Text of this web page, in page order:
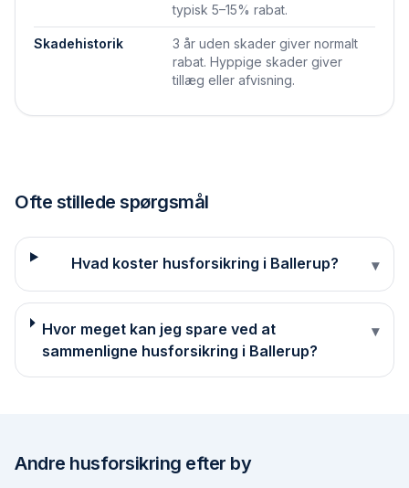
typisk 5–15% rabat.
Skadehistorik
3 år uden skader giver normalt
rabat. Hyppige skader giver
tillæg eller afvisning.
Ofte stillede spørgsmål
Hvad koster husforsikring i Ballerup? ▾
Hvor meget kan jeg spare ved at
sammenligne husforsikring i Ballerup?
▾
Andre husforsikring efter by